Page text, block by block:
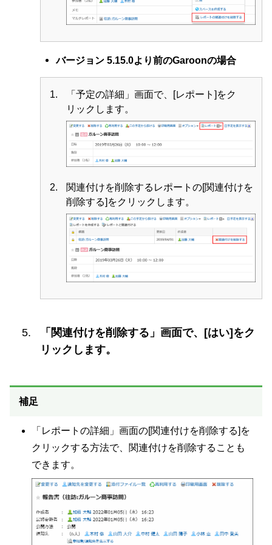
バージョン 5.15.0より前のGaroonの場合
「予定の詳細」画面で、[レポート]をク
リックします。
関連付けを削除するレポートの[関連付けを
削除する]をクリックします。
「関連付けを削除する」画面で、[はい]をク
リックします。
補足
「レポートの詳細」画面の[関連付けを削除する]を
クリックする方法で、関連付けを削除することも
できます。